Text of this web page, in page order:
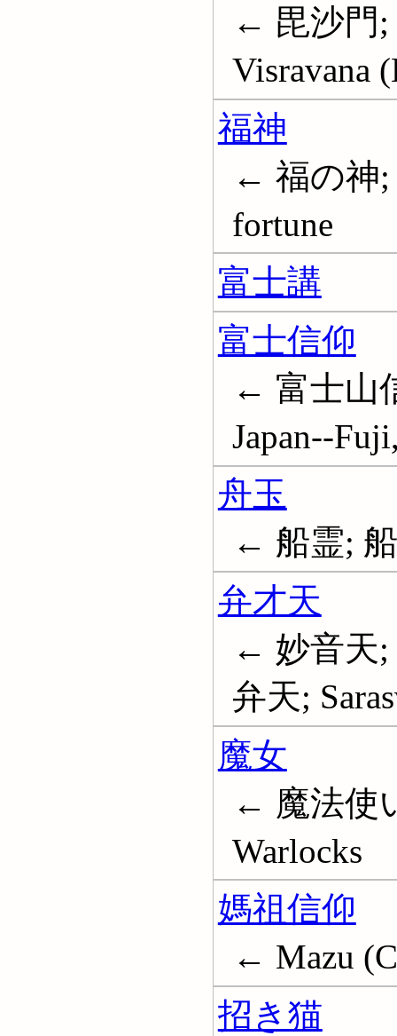
← 毘沙門;
Visravana
福神
← 福の神;
fortune
富士講
富士信仰
← 富士山
Japan--
舟玉
← 船霊;
弁才天
← 妙音天;
弁天;
魔女
← 魔法使
Warlocks
媽祖信仰
← Mazu
招き猫